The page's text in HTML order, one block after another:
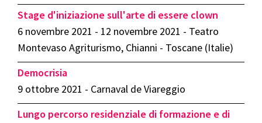
Stage d'iniziazione sull'arte di essere clown
6 novembre 2021 - 12 novembre 2021 - Teatro
Montevaso Agriturismo, Chianni - Toscane (Italie)
Democrisia
9 ottobre 2021 - Carnaval de Viareggio
Lungo percorso residenziale di formazione e di